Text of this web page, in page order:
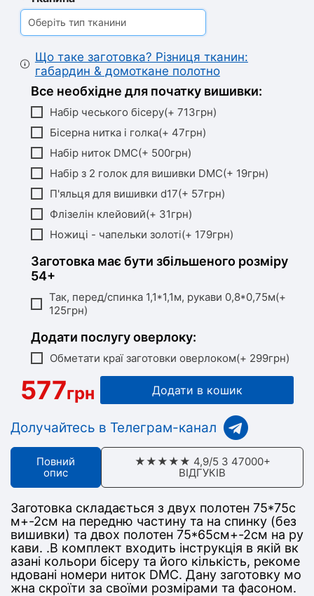
Оберіть тип тканини
Що таке заготовка? Різниця тканин:
габардин & домоткане полотно
Все необхідне для початку вишивки:
Набір чеського бісеру(+ 713грн)
Бісерна нитка і голка(+ 47грн)
Набір ниток DMC(+ 500грн)
Набір з 2 голок для вишивки DMC(+ 19грн)
П'яльця для вишивки d17(+ 57грн)
Флізелін клейовий(+ 31грн)
Ножиці - чапельки золоті(+ 179грн)
Заготовка має бути збільшеного розміру
54+
Так, перед/спинка 1,1*1,1м, рукави 0,8*0,75м(+
125грн)
Додати послугу оверлоку:
Обметати краї заготовки оверлоком(+ 299грн)
577грн Додати в кошик
Долучайтесь в Телеграм-канал
Повний
опис
★★★★★ 4,9/5 З 47000+
ВІДГУКІВ
Заготовка складається з двух полотен 75*75с
м+-2см на передню частину та на спинку (без
вишивки) та двох полотен 75*65см+-2см на ру
кави. .В комплект входить інструкція в якій вк
азані кольори бісеру та його кількість, рекоме
ндовані номери ниток DMC. Дану заготовку мо
жна скроїти за своїми розмірами та фасоном.